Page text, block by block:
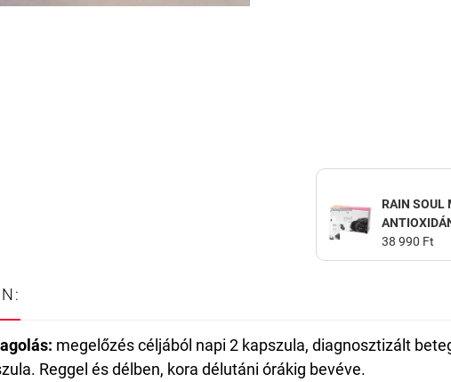
RAIN SOUL
38 990 Ft
megelőzés céljából napi 2 kapszula, diagnosztizált
Reggel és délben, kora délutáni órákig bevéve.